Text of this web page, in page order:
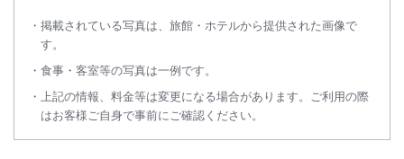
掲載されている写真は、旅館・ホテルから提供された画像で
す。
食事・客室等の写真は一例です。
上記の情報、料金等は変更になる場合があります。ご利用の際
はお客様ご自身で事前にご確認ください。